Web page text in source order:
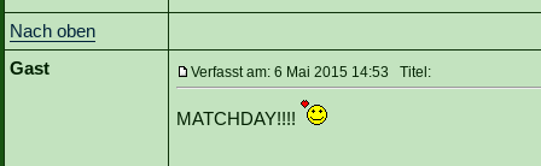
Nach oben
Gast
Verfasst am: 6 Mai 2015 14:53 Titel:
MATCHDAY!!!!